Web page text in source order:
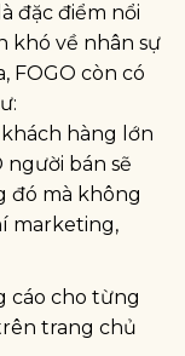
đặc điểm nổi
khó về nhân sự
FOGO còn có
hàng lớn
người bán sẽ
đó mà không
marketing,
cáo cho từng
trang chủ